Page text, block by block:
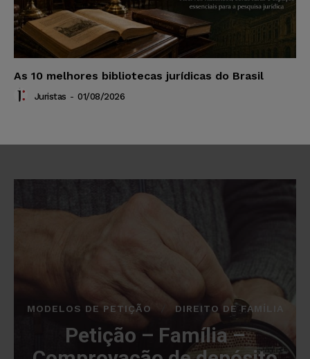
As 10 melhores bibliotecas jurídicas do Brasil
Juristas - 01/08/2026